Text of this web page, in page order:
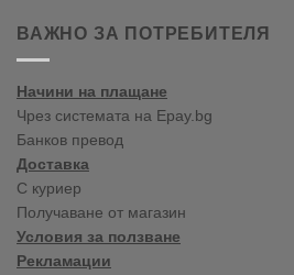
Лято
пролет-
ВАЖНО ЗА ПОТРЕБИТЕЛЯ
Начини на плащане
Чрез системата на Epay.bg
Банков превод
Доставка
С куриер
Получаване от магазин
Условия за ползване
Рекламации